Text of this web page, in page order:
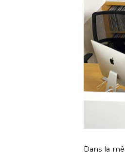
Dans la